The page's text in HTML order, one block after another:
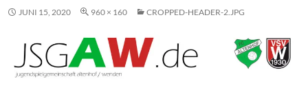
JUNI 15, 2020 960 × 160 CROPPED-HEADER-2.JPG